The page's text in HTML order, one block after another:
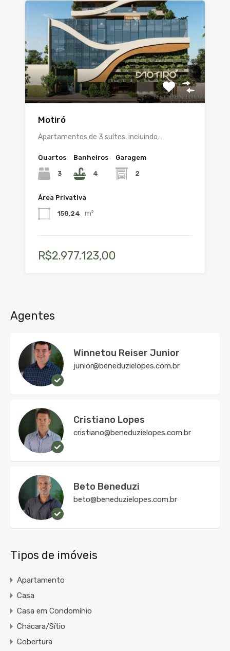
Motiró
Apartamentos de 3 suítes, incluindo…
Quartos
3
Banheiros
4
Garagem
2
Área Privativa
158,24 m²
R$2.977.123,00
Agentes
Winnetou Reiser Junior
junior@beneduzielopes.com.br
Cristiano Lopes
cristiano@beneduzielopes.com.br
Beto Beneduzi
beto@beneduzielopes.com.br
Tipos de imóveis
Apartamento
Casa
Casa em Condomínio
Chácara/Sítio
Cobertura